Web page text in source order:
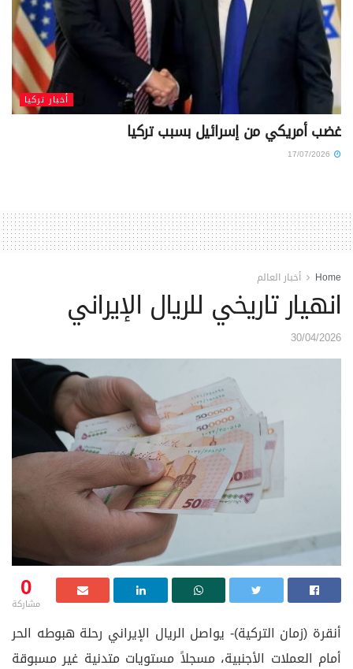
أخبار تركيا
غضب أمريكي من إسرائيل بسبب تركيا
Home أخبار العالم
انهيار تاريخي للريال الإيراني
30/04/2026
0
مشاركة
أنقرة (زمان التركية)- يواصل الريال الإيراني رحلة هبوطه الحر
أمام العملات الأجنبية، مسجلاً مستويات متدنية غير مسبوقة